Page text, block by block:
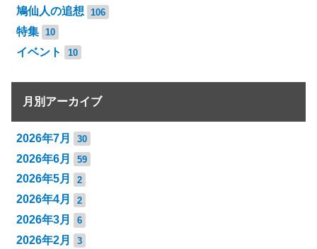
鳩仙人の追想 106
特集 10
イベント 10
月別アーカイブ
2026年7月 30
2026年6月 59
2026年5月 2
2026年4月 2
2026年3月 6
2026年2月 3